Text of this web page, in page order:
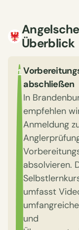
Überblick
1
abschließen
In
empfehlen
Anmeldung
absolvieren.
umfasst
und